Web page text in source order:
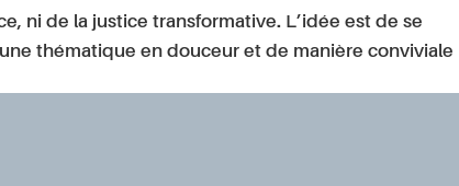
ni de la justice transformative. L’idée est de se
thématique en douceur et de manière conviviale